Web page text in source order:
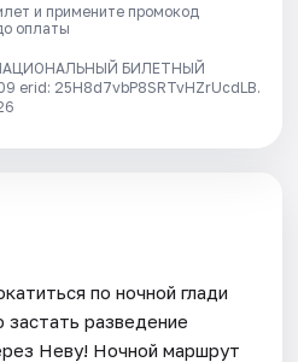
и примените промокод
оплаты
БИЛЕТНЫЙ
erid: 25H8d7vbP8SRTvHZrUcdLB.
по ночной глади
застать разведение
Неву! Ночной маршрут